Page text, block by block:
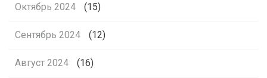
Октябрь 2024 (15)
Сентябрь 2024 (12)
Август 2024 (16)